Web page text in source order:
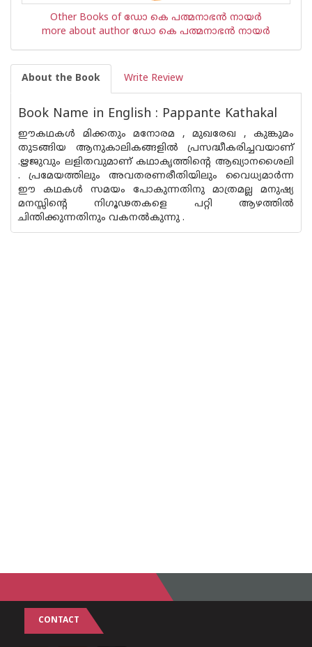
Other Books of ഡോ കെ പത്മനാഭന്‍ നായര്‍
more about author ഡോ കെ പത്മനാഭന്‍ നായര്‍
About the Book Write Review
Book Name in English : Pappante Kathakal
ഈകഥകള്‍ മിക്കതും മനോരമ , മുഖരേഖ , കുങ്കുമം
തുടങ്ങിയ ആനുകാലികങ്ങളില്‍ പ്രസദ്ധീകരിച്ചവയാണ്
.ൠജുവും ലളിതവുമാണ് കഥാകൃത്തിന്റെ ആഖ്യാനശൈലി
. പ്രമേയത്തിലും അവതരണരീതിയിലും വൈധ്യമാര്‍ന്ന
ഈ കഥകള്‍ സമയം പോകുന്നതിനു മാത്രമല്ല മനുഷ്യ
മനസ്സിന്റെ നിഗൂഢതകളെ പറ്റി ആഴത്തില്‍
ചിന്തിക്കുന്നതിനും വകനല്‍കുന്നു .
CONTACT